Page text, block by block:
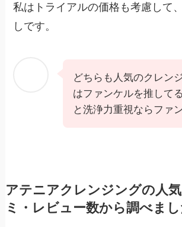
私はトライアルの価格も考慮して
しです。
どちらも人気のクレン
はファンケルを推して
と洗浄力重視ならファ
アテニアクレンジングの人
ミ・レビュー数から調べまし